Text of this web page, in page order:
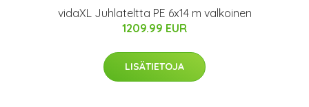
vidaXL Juhlateltta PE 6x14 m valkoinen
1209.99 EUR
LISÄTIETOJA